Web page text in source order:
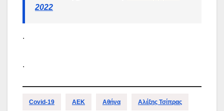
2022
.
.
Covid-19 ΑΕΚ Αθήνα Αλέξης Τσίπρας